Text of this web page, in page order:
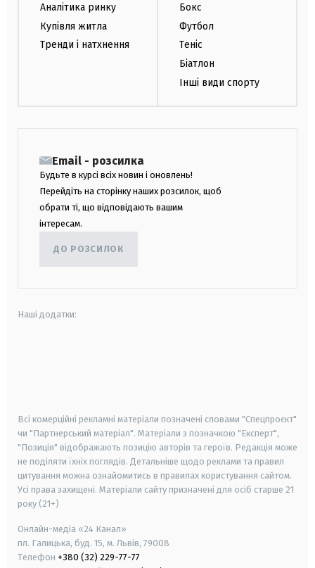
Аналітика ринку
Купівля житла
Тренди і натхнення
Бокс
Футбол
Теніс
Біатлон
Інші види спорту
Email - розсилка
Будьте в курсі всіх новин і оновлень!
Перейдіть на сторінку наших розсилок, щоб
обрати ті, що відповідають вашим
інтересам.
ДО РОЗСИЛОК
Наші додатки:
Всі комерційні рекламні матеріали позначені словами "Спецпроєкт"
чи "Партнерський матеріал". Матеріали з позначкою "Експерт",
"Позиція" відображають позицію авторів та героїв. Редакція може
не поділяти їхніх поглядів. Детальніше щодо реклами та правил
цитування можна ознайомитись в правилах користування сайтом.
Усі права захищені. Матеріали сайту призначені для осіб старше 21
року (21+)
Онлайн-медіа «24 Канал»
пл. Галицька, буд. 15, м. Львів, 79008
Телефон +380 (32) 229-77-77